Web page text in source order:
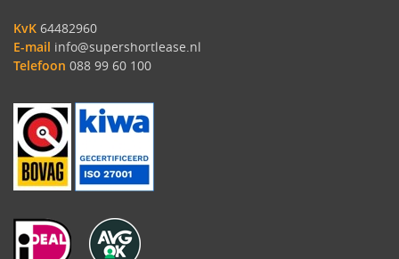
KvK 64482960
E-mail info@supershortlease.nl
Telefoon 088 99 60 100